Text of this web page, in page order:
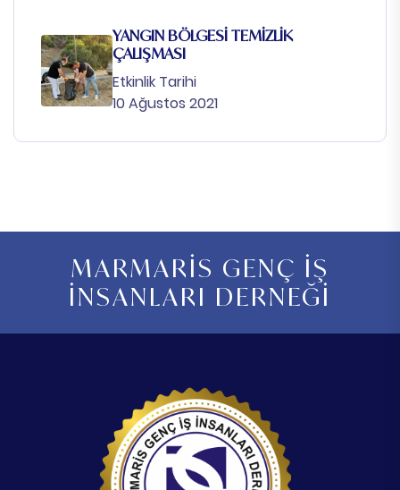
YANGIN BÖLGESİ TEMİZLİK
ÇALIŞMASI
Etkinlik Tarihi
10 Ağustos 2021
MARMARİS GENÇ İŞ
İNSANLARI DERNEĞİ